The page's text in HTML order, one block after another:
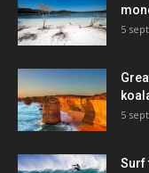
5
5
Surf